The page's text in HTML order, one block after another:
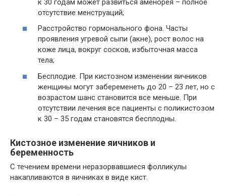
отсутствие менструаций;
Расстройство гормонального фона. Часты
проявления угревой сыпи (акне), рост волос на
коже лица, вокруг сосков, избыточная масса
тела;
Бесплодие. При кистозном изменении яичников
женщины могут забеременеть до 20 – 23 лет, но с
возрастом шанс становится все меньше. При
отсутствии лечения все пациенты с поликистозом
к 30 – 35 годам становятся бесплодны.
Кистозное изменение яичников и
беременность
С течением времени неразорвавшиеся фолликулы
накапливаются в яичниках в виде кист.